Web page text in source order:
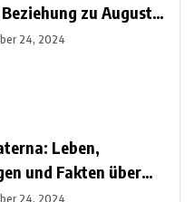
zu August
24, 2024
Leben,
und Fakten über
Ex-Ehemann
24, 2024